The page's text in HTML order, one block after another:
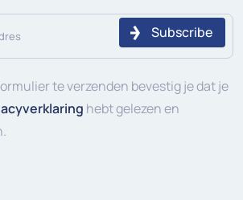
te verzenden bevestig je dat je
hebt gelezen en